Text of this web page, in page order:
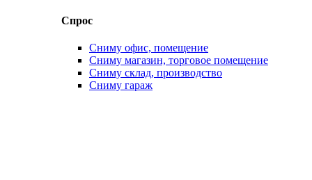
Спрос
Сниму офис, помещение
Сниму магазин, торговое помещение
Сниму склад, производство
Сниму гараж